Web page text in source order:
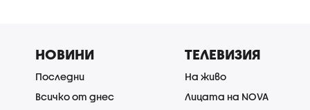
НОВИНИ
Последни
Всичко от днес
ТЕЛЕВИЗИЯ
На живо
Лицата на NOVA